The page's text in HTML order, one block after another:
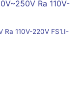
Ra 110V-220V FS1.I-